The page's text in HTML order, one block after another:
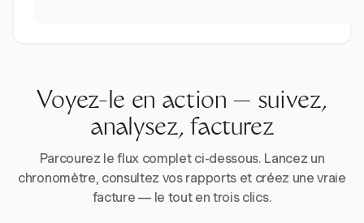
Voyez-le en action — suivez,
analysez, facturez
Parcourez le flux complet ci-dessous. Lancez un
chronomètre, consultez vos rapports et créez une vraie
facture — le tout en trois clics.